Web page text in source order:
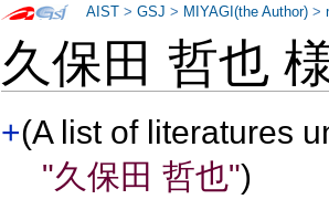
久保田 哲也
+(A list of literatures
"久保田 哲也")
AIST >GSJ > MIYAGI(the Author) >